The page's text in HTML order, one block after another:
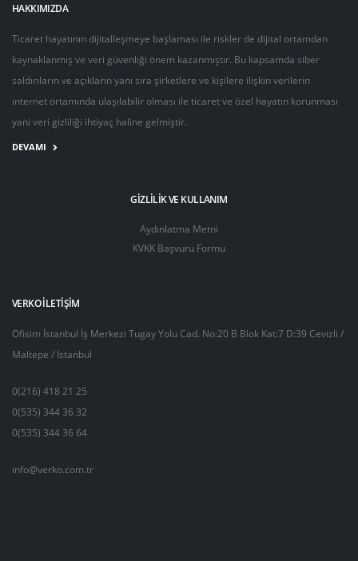
HAKKIMIZDA
Ticaret hayatının dijitalleşmeye başlaması ile riskler de dijital ortamdan
kaynaklanmış ve veri güvenliği önem kazanmıştır. Bu kapsamda siber
saldırıların ve açıkların yanı sıra şirketlere ve kişilere ilişkin verilerin
internet ortamında ulaşılabilir olması ile ticaret ve özel hayatın korunması
yani veri gizliliği ihtiyaç haline gelmiştir.
DEVAMI
GIZLILIK VE KULLANIM
Aydınlatma Metni
KVKK Başvuru Formu
VERKO İLETIŞIM
Ofisim İstanbul İş Merkezi Tugay Yolu Cad. No:20 B Blok Kat:7 D:39 Cevizli /
Maltepe / İstanbul
0(216) 418 21 25
0(535) 344 36 32
0(535) 344 36 64
info@verko.com.tr